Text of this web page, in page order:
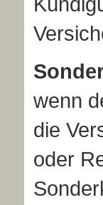
wenn
die
oder